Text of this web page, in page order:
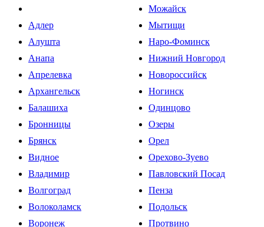
Адлер
Алушта
Анапа
Апрелевка
Архангельск
Балашиха
Бронницы
Брянск
Видное
Владимир
Волгоград
Волоколамск
Воронеж
Можайск
Мытищи
Наро-Фоминск
Нижний Новгород
Новороссийск
Ногинск
Одинцово
Озеры
Орел
Орехово-Зуево
Павловский Посад
Пенза
Подольск
Протвино